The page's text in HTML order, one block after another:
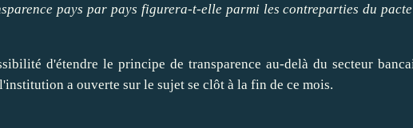
pays par pays figurera-t-elle parmi les contreparties du
d'étendre le principe de transparence au-delà du secteur
a ouverte sur le sujet se clôt à la fin de ce mois.